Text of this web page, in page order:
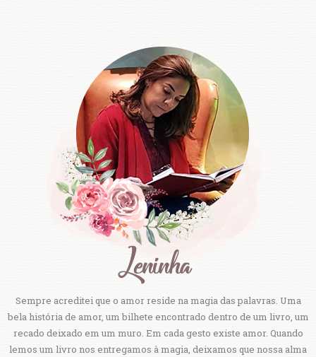
Sempre acreditei que o amor reside na magia das palavras. Uma
bela história de amor, um bilhete encontrado dentro de um livro, um
recado deixado em um muro. Em cada gesto existe amor. Quando
lemos um livro nos entregamos à magia, deixamos que nossa alma